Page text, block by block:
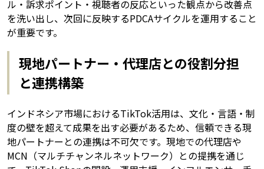
ル・訴求ポイント・視聴者の反応といった観点から改善点
を洗い出し、次回に反映するPDCAサイクルを運用すること
が重要です。
現地パートナー・代理店との役割分担
と連携構築
インドネシア市場におけるTikTok活用は、文化・言語・制
度の壁を超えて成果を出す必要があるため、信頼できる現
地パートナーとの連携は不可欠です。現地での代理店や
MCN（マルチチャンネルネットワーク）との提携を通じ